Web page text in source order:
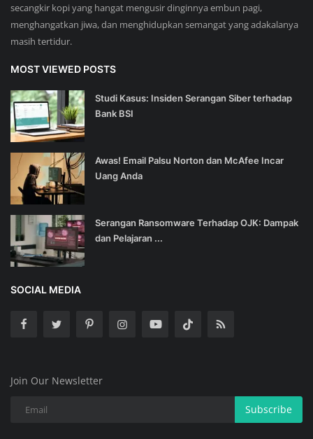
secangkir kopi yang hangat mengusir dinginnya embun pagi,
menghangatkan jiwa, dan menghidupkan semangat yang adakalanya
masih tertidur.
MOST VIEWED POSTS
Studi Kasus: Insiden Serangan Siber terhadap
Bank BSI
Awas! Email Palsu Norton dan McAfee Incar
Uang Anda
Serangan Ransomware Terhadap OJK: Dampak
dan Pelajaran ...
SOCIAL MEDIA
Join Our Newsletter
Subscribe